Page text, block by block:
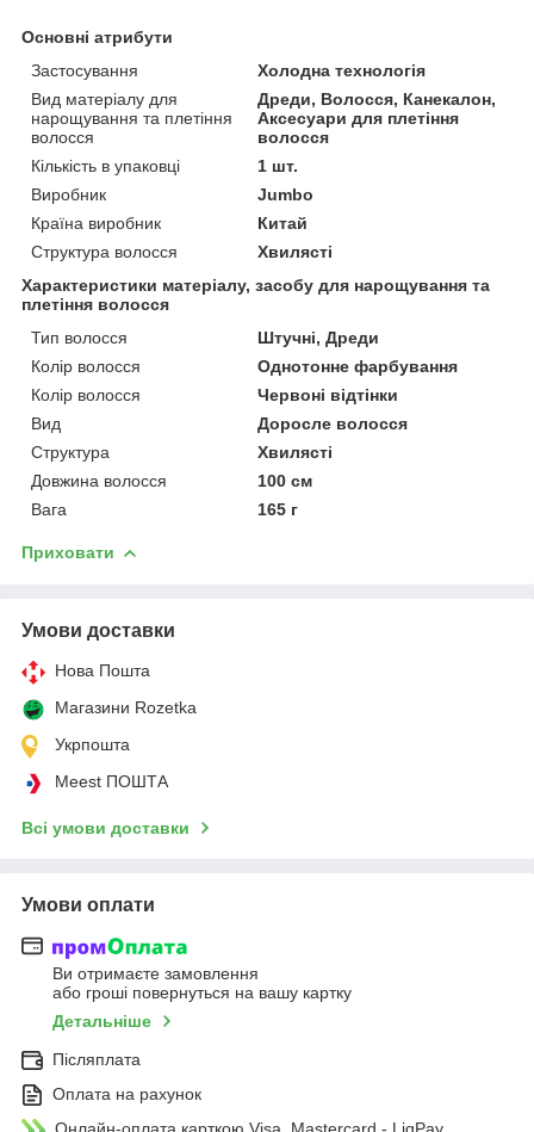
Основні атрибути
Застосування
Холодна технологія
Вид матеріалу для
нарощування та плетіння
волосся
Дреди, Волосся, Канекалон,
Аксесуари для плетіння
волосся
Кількість в упаковці
1 шт.
Виробник
Jumbo
Країна виробник
Китай
Структура волосся
Хвилясті
Характеристики матеріалу, засобу для нарощування та
плетіння волосся
Тип волосся
Штучні, Дреди
Колір волосся
Однотонне фарбування
Колір волосся
Червоні відтінки
Вид
Доросле волосся
Структура
Хвилясті
Довжина волосся
100 см
Вага
165 г
Приховати
Умови доставки
Нова Пошта
Магазини Rozetka
Укрпошта
Meest ПОШТА
Всі умови доставки
Умови оплати
Ви отримаєте замовлення
або гроші повернуться на вашу картку
Детальніше
Післяплата
Оплата на рахунок